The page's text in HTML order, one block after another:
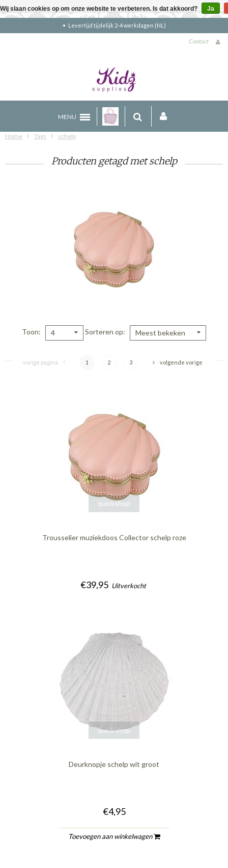
Gratis verzending
Contact
MENU
Home Tags schelp
Producten getagd met schelp
Toon 4 Sorteren op Meest bekeken
vorige pagina 1 2 3 volgende vorige
quickshop
Trousselier muziekdoos Collector schelp roze
€39,95 Uitverkocht
quickshop
Deurknopje schelp wit groot
€4,95
Toevoegen aan winkelwagen
Wij slaan cookies op om onze website te verbeteren. Is dat akkoord? Ja